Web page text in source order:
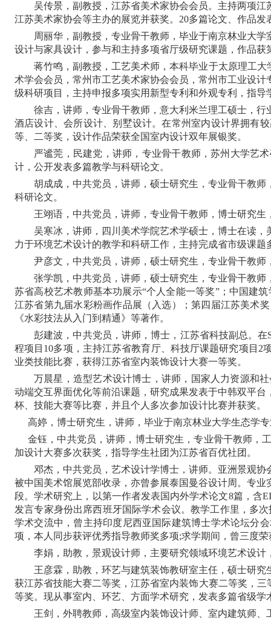
吴传景，副教授，江苏省美术家协会会员。主持两项
江苏美术家协会等主办的展览并获奖。 20多篇论文、作品发
周丽华，副教授，专业骨干教师，毕业于南京林业大
设计与家具设计，参与和主持多项省厅级研究课题，作品
蒋竹鸣，副教授，工艺美术师，本科毕业于太原理工
术学会会员，常州市工艺美术家协会会员，常州市工业设
级科研项目，主持申报多项实用新型专利和外观专利，指
徐吉，讲师，专业骨干教师，意大利米兰理工硕士，
酒店设计、会所设计、别墅设计。在常州室内设计界拥有
等、二等奖，设计作品荣获全国室内设计双年展银奖。
严谧莞，民建党，讲师，专业骨干教师，苏州大学艺
计，公开发表多篇教学与科研论文。
胡成成，中共党员，讲师，硕士研究生，专业骨干教
科研论文。
王翊语，中共党员，讲师，专业骨干教师，博士研究
吴寒冰，讲师，四川美术学院艺术学硕士，博士在读
力于环境艺术设计的教学和科研工作，主持完成省市级课
尹彦文，中共党员，讲师，硕士研究生，专业骨干教
张学凯，中共党员，讲师，硕士研究生，专业骨干教
苏省高校艺术教师基本功展示“个人全能一等奖”；中国建
江苏省第九届水彩粉画作品展（入选）；第四届江苏美术
《水彩技法从入门到精通》等著作。
彭建波，中共党员，讲师，博士，江苏省科技副总。在
程项目10多项，主持江苏省教育厅、科技厅课题研究项目2
业类技能比赛，获得江苏省室内装饰设计大赛一等奖。
万晨星，造型艺术设计博士，讲师，国家人力资源和
动端交互界面优化等前沿课题，研究成果发表于中韩双平
杯、技能大赛等比赛，并且个人多次参加设计比赛并获奖。
高婷，博士研究生， 讲师， 毕业于南京林业大学生态学
金钰，中共党员，讲师，博士研究生，专业骨干教师，
加设计大赛多次获奖，指导学生社团为江苏省百优社团。
邓杰，中共党员，艺术设计学博士，讲师。亚洲景观
被中国美术馆展览部收录，亦曾参展泰国曼谷设计周。专
段。学术研究上，以第一作者发表国内外学术论文8篇，含
发言专家身份出席西班牙国际学术会议。教学工作里，多
学术交流中，曾主持印度尼西亚国际建筑博士学术论坛分
项，本人同步获评优秀指导教师奖多项;求学期间，曾三度
李娟，助教，景观设计师，主要研究领域环境艺术设
王彦霖，助教，环艺与建筑装饰教研室主任，硕士研
获江苏省技能大赛二等奖，江苏省室内装饰大赛二等奖，三
等奖。 现从事室内、环艺、方面学术研究，发表多篇省级学
王剑，外聘教师，高级室内装饰设计师、室内建筑师